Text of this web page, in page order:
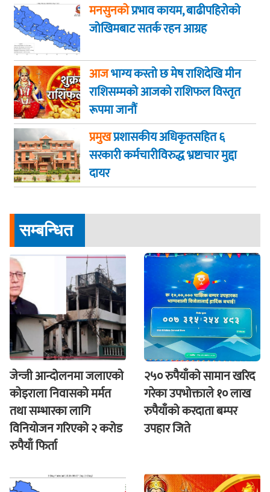
मनसुनकोप्रभाव कायम, बाढीपहिरोको
जोखिमबाट सतर्क रहन आग्रह
आजभाग्य कस्ताे छ मेष राशिदेखि मीन
राशिसम्मको आजको राशिफल विस्तृत
रूपमा जानौं
प्रमुखप्रशासकीय अधिकृतसहित ६
सरकारी कर्मचारीविरुद्ध भ्रष्टाचार मुद्दा
दायर
सम्बन्धित
जेन्जी आन्दोलनमा जलाएकाे
कोइराला निवासको मर्मत
तथा सम्भारका लागि
विनियोजन गरिएको २ करोड
रुपैयाँ फिर्ता
२५० रुपैयाँको सामान खरिद
गरेका उपभोक्ताले १० लाख
रुपैयाँको करदाता बम्पर
उपहार जिते